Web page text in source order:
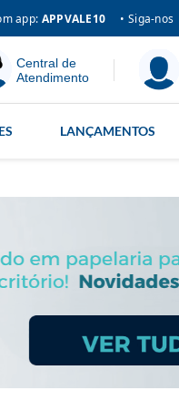
app: APPVALE10 • Siga-nos
Central de
Atendimento
LANÇAMENTOS